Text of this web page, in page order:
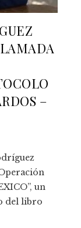
–
un
del libro